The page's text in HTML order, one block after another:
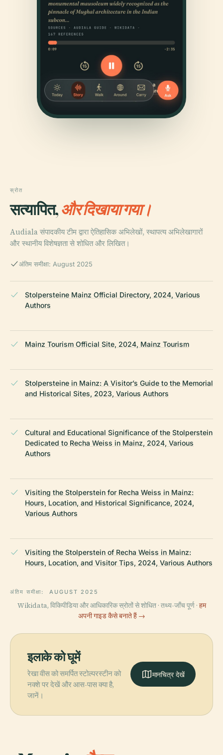
स्रोत
सत्यापित,और दिखाया गया।
Audiala संपादकीय टीम द्वारा ऐतिहासिक अभिलेखों, स्थापत्य अभिलेखागारों
और स्थानीय विशेषज्ञता से शोधित और लिखित।
अंतिम समीक्षा: August 2025
Stolpersteine Mainz Official Directory, 2024, Various
Authors
Mainz Tourism Official Site, 2024, Mainz Tourism
Stolpersteine in Mainz: A Visitor’s Guide to the Memorial
and Historical Sites, 2023, Various Authors
Cultural and Educational Significance of the Stolperstein
Dedicated to Recha Weiss in Mainz, 2024, Various
Authors
Visiting the Stolperstein for Recha Weiss in Mainz:
Hours, Location, and Historical Significance, 2024,
Various Authors
Visiting the Stolperstein of Recha Weiss in Mainz:
Hours, Location, and Visitor Tips, 2024, Various Authors
अंतिम समीक्षा: AUGUST 2025
Wikidata, विकिपीडिया और आधिकारिक स्रोतों से शोधित · तथ्य-जाँच पूर्ण · हम
अपनी गाइड कैसे बनाते हैं →
इलाके को घूमें
रेखा वीस को समर्पित स्टोल्परस्टीन को
नक्शे पर देखें और आस-पास क्या है,
जानें।
मानचित्र देखें